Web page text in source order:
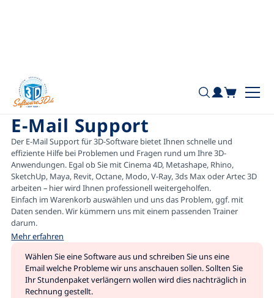
Home Schulungen
E-Mail Support
Der E-Mail Support für 3D-Software bietet Ihnen schnelle und
effiziente Hilfe bei Problemen und Fragen rund um Ihre 3D-
Anwendungen. Egal ob Sie mit Cinema 4D, Metashape, Rhino,
SketchUp, Maya, Revit, Octane, Modo, V-Ray, 3ds Max oder Artec 3D
arbeiten – hier wird Ihnen professionell weitergeholfen.
Einfach im Warenkorb auswählen und uns das Problem, ggf. mit
Daten senden. Wir kümmern uns mit einem passenden Trainer
darum.
Mehr erfahren
Wählen Sie eine Software aus und schreiben Sie uns eine
Email welche Probleme wir uns anschauen sollen. Sollten Sie
Ihr Stundenpaket verlängern wollen wird dies nachträglich in
Rechnung gestellt.